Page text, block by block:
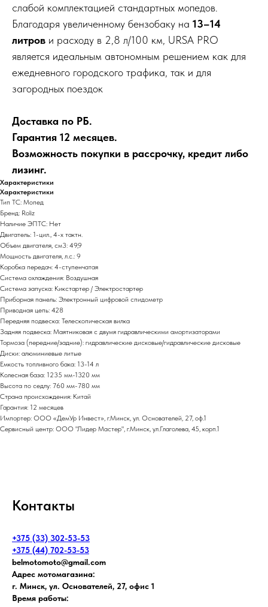
слабой комплектацией стандартных мопедов.
Благодаря увеличенному бензобаку на 13–14
литров и расходу в 2,8 л/100 км, URSA PRO
является идеальным автономным решением как для
ежедневного городского трафика, так и для
загородных поездок
Доставка по РБ.
Гарантия 12 месяцев.
Возможность покупки в рассрочку, кредит либо
лизинг.
Характеристики
Характеристики
Тип ТС: Мопед
Бренд: Roliz
Наличие ЭПТС: Нет
Двигатель: 1-цил., 4-х тактн.
Объем двигателя, см3: 49,9
Мощность двигателя, л.с.: 9
Коробка передач: 4-ступенчатая
Система охлаждения: Воздушная
Система запуска: Кикстартер / Электростартер
Приборная панель: Электронный цифровой спидометр
Приводная цепь: 428
Передняя подвеска: Телескопическая вилка
Задняя подвеска: Маятниковая с двумя гидравлическими амортизаторами
Тормоза (передние/задние): гидравлические дисковые/гидравлические дисковые
Диски: алюминиевые литые
Емкость топливного бака: 13-14 л
Колесная база: 1235 мм-1320 мм
Высота по седлу: 760 мм-780 мм
Страна происхождения: Китай
Гарантия: 12 месяцев
Импортер: ООО «ДемУр Инвест», г.Минск, ул. Основателей, 27, оф.1
Сервисный центр: ООО "Лидер Мастер", г.Минск, ул.Глаголева, 45, корп.1
Контакты
+375 (33) 302-53-53
+375 (44) 702-53-53
belmotomoto@gmail.com
Адрес мотомагазина:
г. Минск, ул. Основателей, 27, офис 1
Время работы: